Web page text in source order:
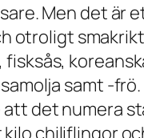
Men det är
otroligt
samt -
det numera